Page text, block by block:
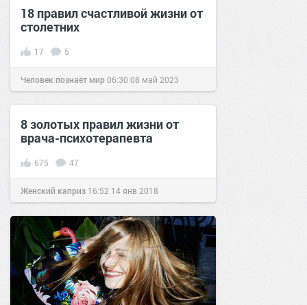
18 правил счастливой жизни от
столетних
17 5
Человек познаёт мир06:30 08 май 2023
8 золотых правил жизни от
врача-психотерапевта
675 47
Женский каприз 16:52 14 янв 2018